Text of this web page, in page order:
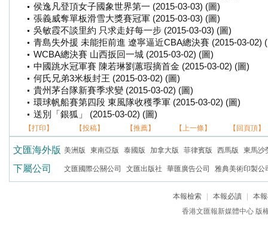
侯逸凡登頂女子國象世界第一 (2015-03-03) (圖)
張義威奪單板滑雪大獎賽冠軍 (2015-03-03) (圖)
吳敏霞不談里約 只求走好每一步 (2015-03-03) (圖)
青島失外援 未能拒前進 遼寧逼近CBA總決賽 (2015-03-02)
WCBA總決賽 山西扳回一城 (2015-03-02) (圖)
中國跳水冠軍賽 陳若琳劉蕙瑕摘首金 (2015-03-02) (圖)
何氏兄弟3米板封王 (2015-03-02) (圖)
貴州茅台隊新賽季求變 (2015-03-02) (圖)
環球帆船賽第四段 東風隊收穫季軍 (2015-03-02) (圖)
送別「銀狐」 (2015-03-02) (圖)
【打印】 【投稿】 【推薦】 【上一條】 【回頁頂】
文匯海外版 美洲版 東南亞版 泰國版 加拿大版 菲律賓版 西馬版 東馬沙
下屬公司 文匯國際公關公司 文匯出版社 華匯廣告公司 雅典美術印製公
本報檢索 本報必讀
本
香港文匯報新媒體中心 版